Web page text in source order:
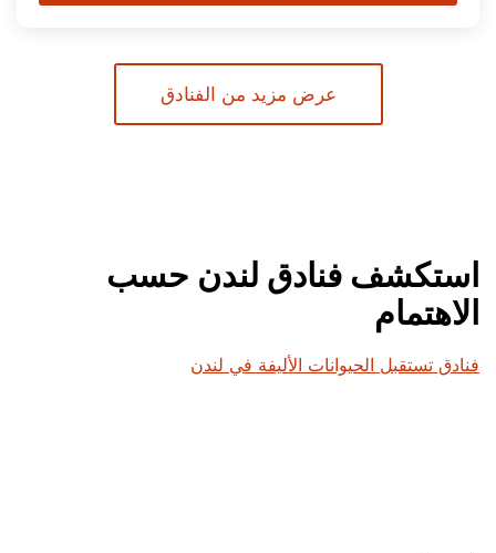
عرض مزيد من الفنادق
استكشف فنادق لندن حسب
الاهتمام
فنادق تستقبل الحيوانات الأليفة في لندن